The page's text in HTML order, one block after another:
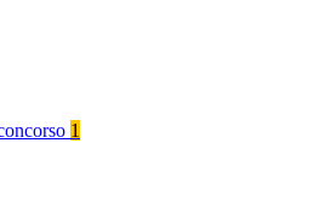
1